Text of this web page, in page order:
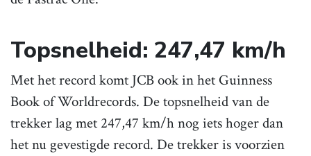
Topsnelheid: 247,47 km/h
Met het record komt JCB ook in het Guinness
Book of Worldrecords. De topsnelheid van de
trekker lag met 247,47 km/h nog iets hoger dan
het nu gevestigde record. De trekker is voorzien